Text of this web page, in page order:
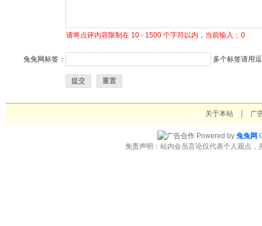
请将点评内容限制在 10 - 1500 个字符以内，当前输入： 0
兔兔网标签： 多个标签请用
提交 重置
关于本站 广
Powered by 兔兔网
免责声明：站内会员言论仅代表个人观点